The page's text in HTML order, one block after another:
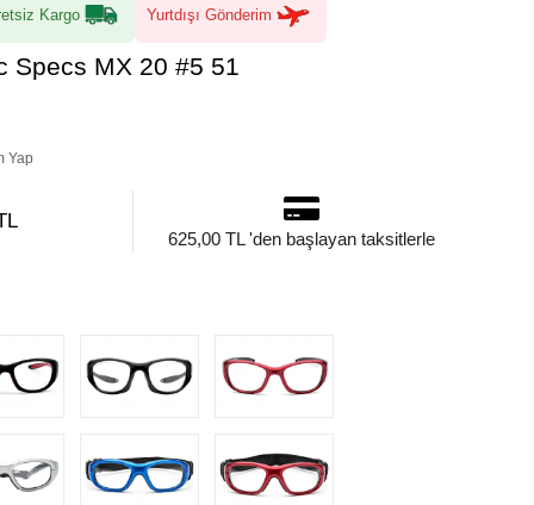
Kargo Yurtdışı Gönderim
Specs MX 20 #5 51
Yap
625,00 TL 'den başlayan taksitlerle